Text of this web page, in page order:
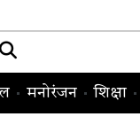
मनोरंजन शिक्षा